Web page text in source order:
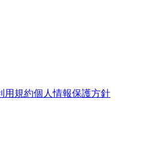
用規約個人情報保護方針